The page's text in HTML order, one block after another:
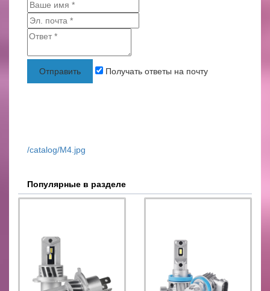
Отправить Получать ответы на почту
/catalog/М4.jpg
Популярные в разделе